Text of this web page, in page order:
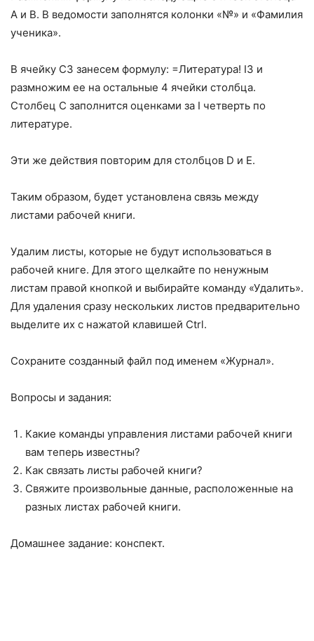
А и В. В ведомости заполнятся колонки «№» и «Фамилия
ученика».
В ячейку С3 занесем формулу: =Литература! I3 и
размножим ее на остальные 4 ячейки столбца.
Столбец С заполнится оценками за I четверть по
литературе.
Эти же действия повторим для столбцов D и Е.
Таким образом, будет установлена связь между
листами рабочей книги.
Удалим листы, которые не будут использоваться в
рабочей книге. Для этого щелкайте по ненужным
листам правой кнопкой и выбирайте команду «Удалить».
Для удаления сразу нескольких листов предварительно
выделите их с нажатой клавишей Ctrl.
Сохраните созданный файл под именем «Журнал».
Вопросы и задания:
Какие команды управления листами рабочей книги
вам теперь известны?
Как связать листы рабочей книги?
Свяжите произвольные данные, расположенные на
разных листах рабочей книги.
Домашнее задание: конспект.